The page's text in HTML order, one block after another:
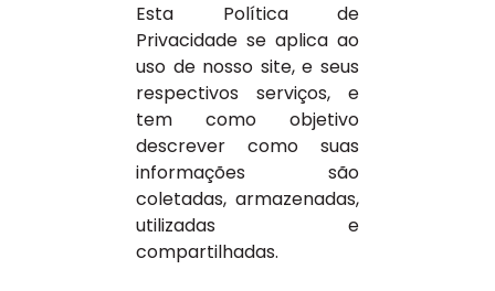
Esta Política de
Privacidade se aplica ao
uso de nosso site, e seus
respectivos serviços, e
tem como objetivo
descrever como suas
informações são
coletadas, armazenadas,
utilizadas e
compartilhadas.